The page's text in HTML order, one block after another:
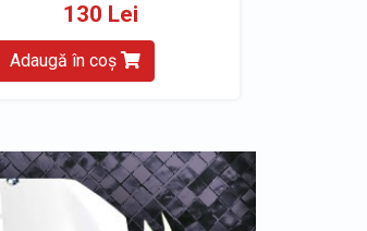
130 Lei
Adaugă în coș